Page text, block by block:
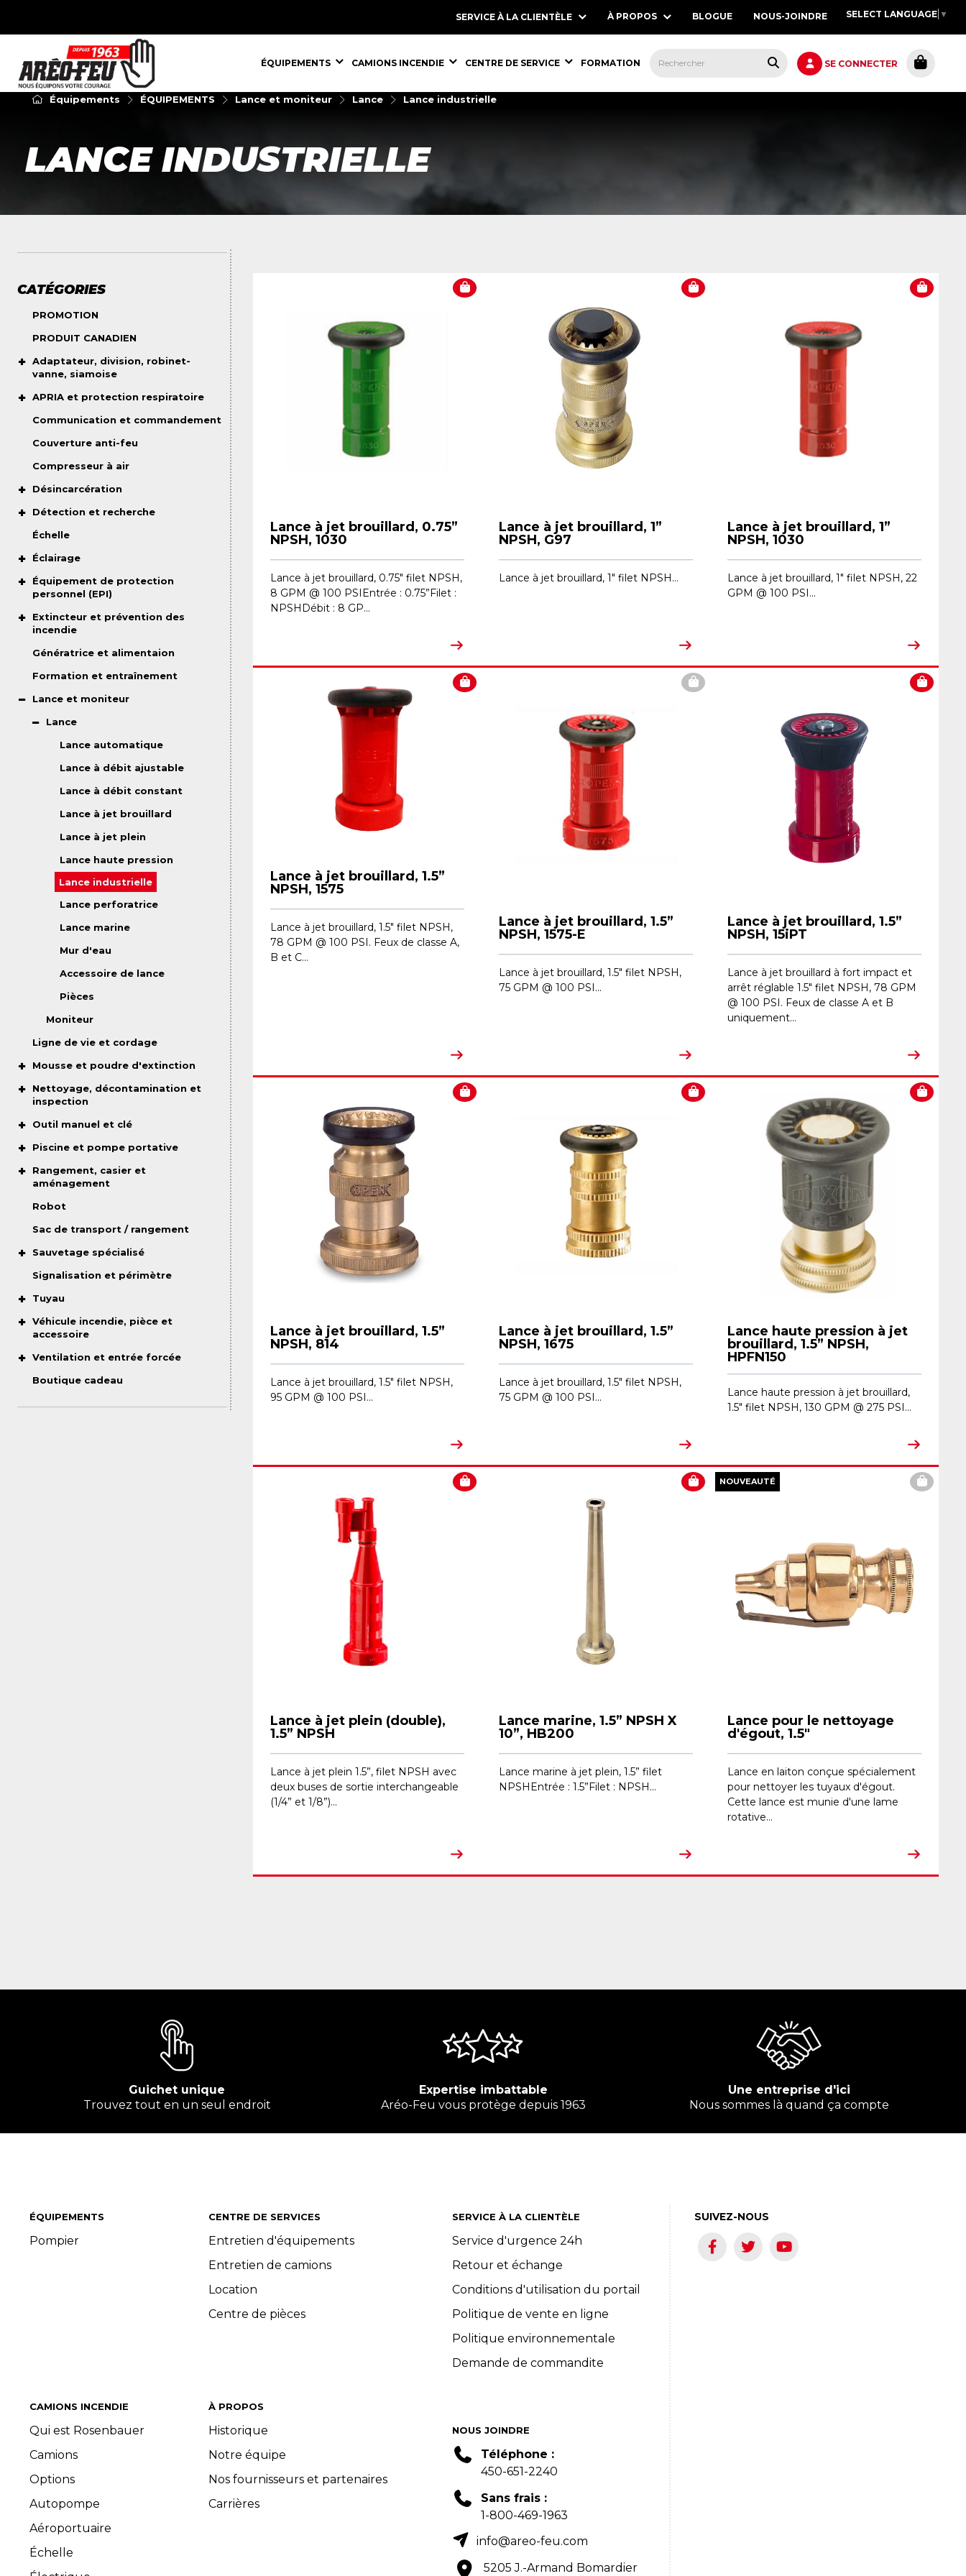
SERVICE À LA CLIENTÈLE À PROPOS BLOGUE NOUS-JOINDRE SELECT LANGUAGE ▼
SE CONNECTER
ÉQUIPEMENTS,
ÉQUIPEMENTS ÉQUIPEMENTS,
CAMIONS INCENDIE ÉQUIPEMENTS,
CENTRE DE SERVICE ÉQUIPEMENTS,
FORMATION
Équipements ÉQUIPEMENTS Lance et moniteur Lance Lance industrielle
LANCE INDUSTRIELLE
CATÉGORIES
PROMOTION
PRODUIT CANADIEN
Adaptateur, division, robinet-
vanne, siamoise
APRIA et protection respiratoire
Communication et commandement
Couverture anti-feu
Compresseur à air
Désincarcération
Détection et recherche
Échelle
Éclairage
Équipement de protection
personnel (EPI)
Extincteur et prévention des
incendie
Génératrice et alimentaion
Formation et entraînement
Lance et moniteur
Lance
Lance automatique
Lance à débit ajustable
Lance à débit constant
Lance à jet brouillard
Lance à jet plein
Lance haute pression
Lance industrielle
Lance perforatrice
Lance marine
Mur d'eau
Accessoire de lance
Pièces
Moniteur
Ligne de vie et cordage
Mousse et poudre d'extinction
Nettoyage, décontamination et
inspection
Outil manuel et clé
Piscine et pompe portative
Rangement, casier et
aménagement
Robot
Sac de transport / rangement
Sauvetage spécialisé
Signalisation et périmètre
Tuyau
Véhicule incendie, pièce et
accessoire
Ventilation et entrée forcée
Boutique cadeau
Lance à jet brouillard, 0.75”
NPSH, 1030
Lance à jet brouillard, 0.75" filet NPSH,
8 GPM @ 100 PSIEntrée : 0.75”Filet :
NPSHDébit : 8 GP...
Lance à jet brouillard, 1”
NPSH, G97
Lance à jet brouillard, 1" filet NPSH...
Lance à jet brouillard, 1”
NPSH, 1030
Lance à jet brouillard, 1" filet NPSH, 22
GPM @ 100 PSI...
Lance à jet brouillard, 1.5”
NPSH, 1575
Lance à jet brouillard, 1.5" filet NPSH,
78 GPM @ 100 PSI. Feux de classe A,
B et C...
Lance à jet brouillard, 1.5”
NPSH, 1575-E
Lance à jet brouillard, 1.5" filet NPSH,
75 GPM @ 100 PSI...
Lance à jet brouillard, 1.5”
NPSH, 15iPT
Lance à jet brouillard à fort impact et
arrêt réglable 1.5" filet NPSH, 78 GPM
@ 100 PSI. Feux de classe A et B
uniquement...
Lance à jet brouillard, 1.5”
NPSH, 814
Lance à jet brouillard, 1.5" filet NPSH,
95 GPM @ 100 PSI...
Lance à jet brouillard, 1.5”
NPSH, 1675
Lance à jet brouillard, 1.5" filet NPSH,
75 GPM @ 100 PSI...
Lance haute pression à jet
brouillard, 1.5” NPSH,
HPFN150
Lance haute pression à jet brouillard,
1.5" filet NPSH, 130 GPM @ 275 PSI...
Lance à jet plein (double),
1.5” NPSH
Lance à jet plein 1.5”, filet NPSH avec
deux buses de sortie interchangeable
(1/4” et 1/8”)...
Lance marine, 1.5” NPSH X
10”, HB200
Lance marine à jet plein, 1.5” filet
NPSHEntrée : 1.5”Filet : NPSH...
NOUVEAUTÉ
Lance pour le nettoyage
d'égout, 1.5"
​Lance en laiton conçue spécialement
pour nettoyer les tuyaux d'égout.
Cette lance est munie d'une lame
rotative...
Guichet unique
Trouvez tout en un seul endroit
Expertise imbattable
Aréo-Feu vous protège depuis 1963
Une entreprise d'ici
Nous sommes là quand ça compte
ÉQUIPEMENTS
Pompier
CAMIONS INCENDIE
Qui est Rosenbauer
Camions
Options
Autopompe
Aéroportuaire
Échelle
CENTRE DE SERVICES
Entretien d'équipements
Entretien de camions
Location
Centre de pièces
À PROPOS
Historique
Notre équipe
Nos fournisseurs et partenaires
Carrières
SERVICE À LA CLIENTÈLE
Service d'urgence 24h
Retour et échange
Conditions d'utilisation du portail
Politique de vente en ligne
Politique environnementale
Demande de commandite
NOUS JOINDRE
Téléphone :
450-651-2240
Sans frais :
1-800-469-1963
info@areo-feu.com
5205 J.-Armand Bomardier
SUIVEZ-NOUS